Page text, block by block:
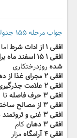
جواب مرحله ۱۵۵ جدولانه کلاسیک
افقی ۱ از ادات شرط
اما
افقی ۱ ۱۵
شدهروزدرختکاری
افقی ۲ مجرای غذا از دهان به معده
افقی ۲ ‬‫علامت جذرگیری ریاضیات
افقی ۳ حرف فاصله
تا
افقی ۳ از مصالح ساختمانی
افقی ۳ غنی و ثروتمند
افقی ۳ دهان
کام
افقی ۴ آرامگاه
مزار